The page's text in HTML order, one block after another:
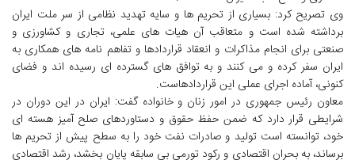
وی تصریح کرد: بسیاری از تحریم ها و سایه تهدید نظامی از سر ملت ایران
برداشته شده است و متعاقب آن هیات های علمی، تجاری و کشاورزی و
صنعتی برای انجام مذاکرات و انعقاد قراردادها و تفاهم نامه های همکاری به
ایران سفر کرده و می کنند و به توافق های گسترده ای رسیده اند و فضای
کنونی، آماده اجرای عملی این قراردادهاست.
معاون رئیس جمهوری در امور زنان و خانواده گفت: ایران در این دوران در
شرایطی قرار دارد که ضمن حفظ حقوق و دستاوردهای صلح آمیز هسته ای
خود، توانسته است تولید و صادرات نفت خود را به سطح پیش از تحریم ها
برساند، به بحران اقتصادی و رکود تورمی بی سابقه پایان بخشد، رشد اقتصادی